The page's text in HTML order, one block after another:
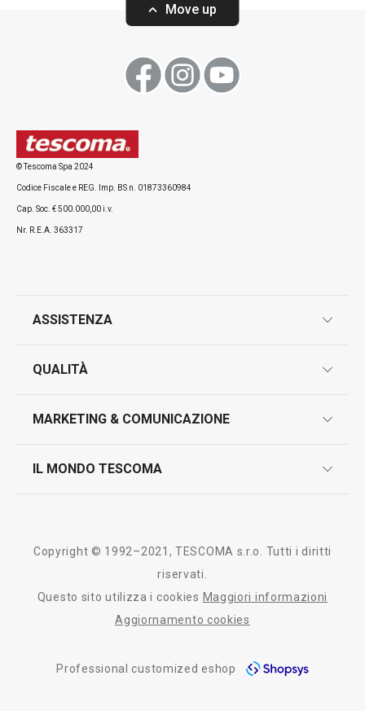
Tutti i prodotti della linea LAGOON
Move up
© Tescoma Spa 2024
Codice Fiscale e REG. Imp. BS n. 01873360984
Cap. Soc. € 500.000,00 i.v.
Nr. R.E.A. 363317
ASSISTENZA
contatti
QUALITÀ
test sui prodotti
MARKETING & COMUNICAZIONE
IL MONDO TESCOMA
Tescoma nel mondo
informativa whistleblowing
Copyright © 1992–2021, TESCOMA s.r.o. Tutti i diritti
riservati.
Questo sito utilizza i cookies Maggiori informazioni
Aggiornamento cookies
Professional customized eshop